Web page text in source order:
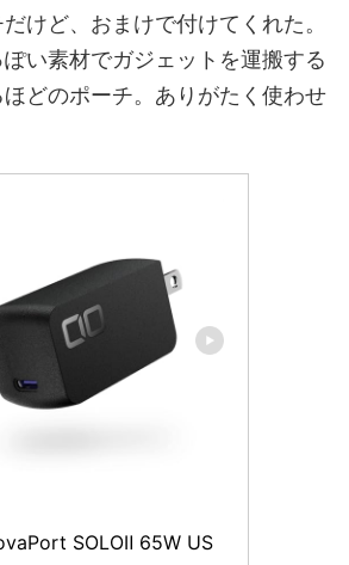
けど、おまけで付けてくれた。
い素材でガジェットを運搬する
どのポーチ。ありがたく使わせ
SOLOⅡ 65W US